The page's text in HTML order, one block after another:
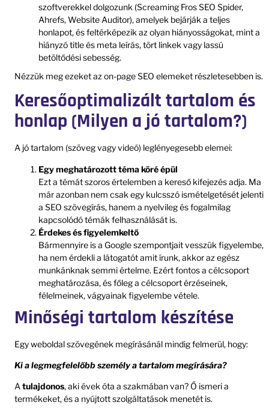
szoftverekkel dolgozunk (Screaming Fros SEO Spider,
Ahrefs, Website Auditor), amelyek bejárják a teljes
honlapot, és feltérképezik az olyan hiányosságokat, mint a
hiányzó title és meta leírás, tört linkek vagy lassú
betöltődési sebesség.
Nézzük meg ezeket az on-page SEO elemeket részletesebben is.
Keresőoptimalizált tartalom és
honlap (Milyen a jó tartalom?)
A jó tartalom (szöveg vagy videó) leglényegesebb elemei:
Egy meghatározott téma köré épül
Ezt a témát szoros értelemben a kereső kifejezés adja. Ma
már azonban nem csak egy kulcsszó ismételgetését jelenti
a SEO szövegírás, hanem a nyelvileg és fogalmilag
kapcsolódó témák felhasználását is.
Érdekes és figyelemkeltő
Bármennyire is a Google szempontjait vesszük figyelembe,
ha nem érdekli a látogatót amit írunk, akkor az egész
munkánknak semmi értelme. Ezért fontos a célcsoport
meghatározása, és főleg a célcsoport érzéseinek,
félelmeinek, vágyainak figyelembe vétele.
Minőségi tartalom készítése
Egy weboldal szövegének megírásánál mindig felmerül, hogy:
Ki a legmegfelelőbb személy a tartalom megírására?
Atulajdonos, aki évek óta a szakmában van? Ő ismeri a
termékeket, és a nyújtott szolgáltatások menetét is.